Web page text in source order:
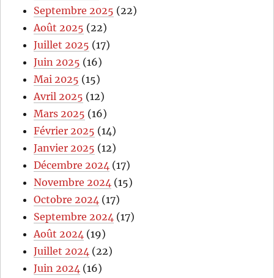
Septembre 2025 (22)
Août 2025 (22)
Juillet 2025 (17)
Juin 2025 (16)
Mai 2025 (15)
Avril 2025 (12)
Mars 2025 (16)
Février 2025 (14)
Janvier 2025 (12)
Décembre 2024 (17)
Novembre 2024 (15)
Octobre 2024 (17)
Septembre 2024 (17)
Août 2024 (19)
Juillet 2024 (22)
Juin 2024 (16)